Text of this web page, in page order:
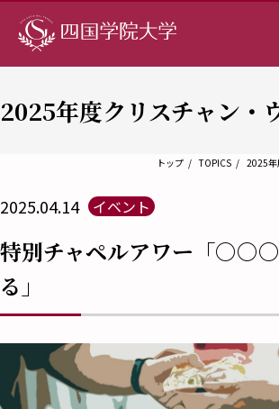
2025年度クリスチャン・
トップ TOPICS 2025年
2025.04.14 イベント
特別チャペルアワー「
る」